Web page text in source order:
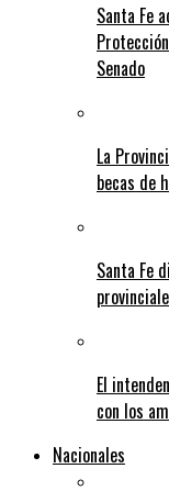
Santa Fe
Senado
La
becas de
Santa Fe
El
con los
Nacionales